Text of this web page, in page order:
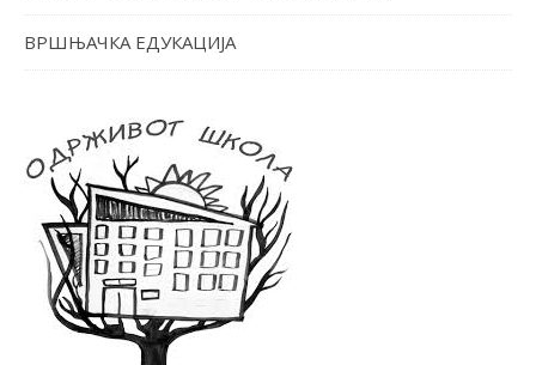
ВРШЊАЧКА ЕДУКАЦИЈА